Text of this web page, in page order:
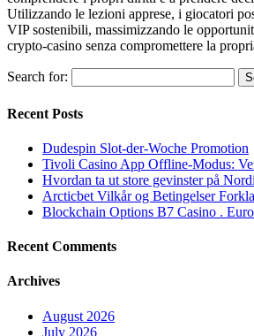
Utilizzando le lezioni apprese, i giocatori
VIP sostenibili, massimizzando le
crypto‑casino senza compromettere la
Search for:
Recent Posts
Dudespin Slot-der-Woche Promotion
Tivoli Casino App Offline-Modus:
Hvordan ta ut store gevinster på
Arcticbet Vilkår og Betingelser
Blockchain Options B7 Casino .
Recent Comments
Archives
August 2026
July 2026